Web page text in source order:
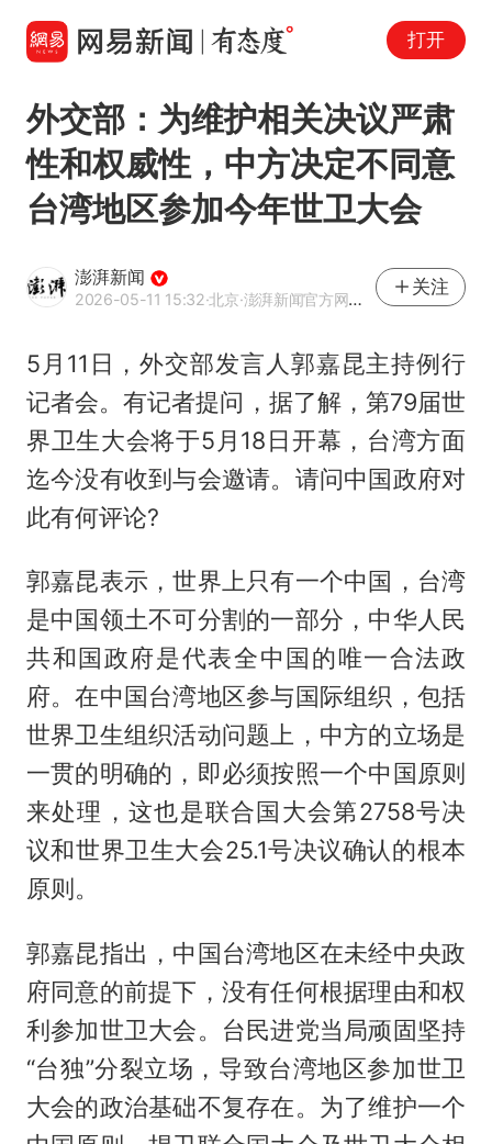
打开
外交部：为维护相关决议严肃
性和权威性，中方决定不同意
台湾地区参加今年世卫大会
澎湃新闻
2026-05-11 15:32·北京·澎湃新闻官方网易号
关注
5月11日，外交部发言人郭嘉昆主持例行
记者会。有记者提问，据了解，第79届世
界卫生大会将于5月18日开幕，台湾方面
迄今没有收到与会邀请。请问中国政府对
此有何评论?
郭嘉昆表示，世界上只有一个中国，台湾
是中国领土不可分割的一部分，中华人民
共和国政府是代表全中国的唯一合法政
府。在中国台湾地区参与国际组织，包括
世界卫生组织活动问题上，中方的立场是
一贯的明确的，即必须按照一个中国原则
来处理，这也是联合国大会第2758号决
议和世界卫生大会25.1号决议确认的根本
原则。
郭嘉昆指出，中国台湾地区在未经中央政
府同意的前提下，没有任何根据理由和权
利参加世卫大会。台民进党当局顽固坚持
“台独”分裂立场，导致台湾地区参加世卫
大会的政治基础不复存在。为了维护一个